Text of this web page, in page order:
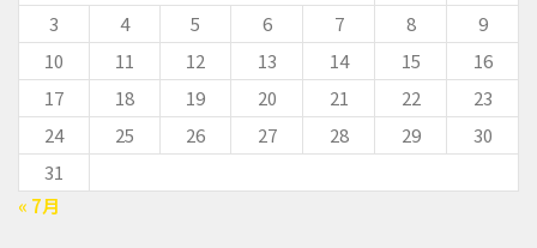
3
4 5 6 7 8
9
10
11 12 13 14 15
16
17
18 19 20 21 22
23
24
25 26 27 28 29
30
31
« 7月